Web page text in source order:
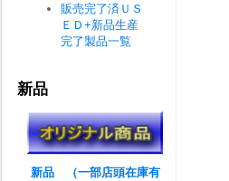
販売完了済ＵＳ
ＥＤ+新品生産
完了製品一覧
新品
新品 （一部店頭在庫有